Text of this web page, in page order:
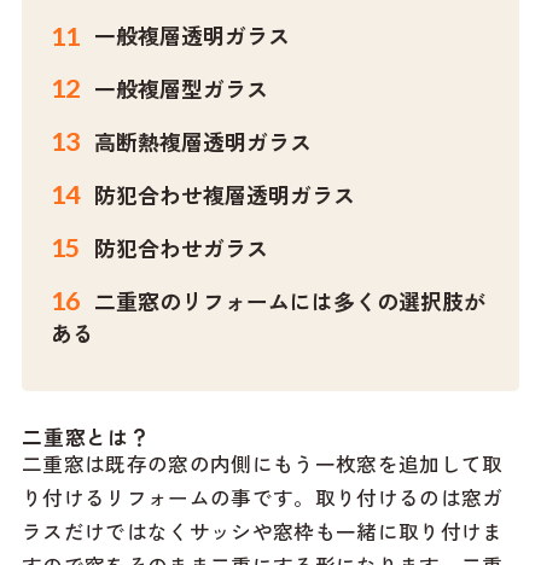
一般複層透明ガラス
一般複層型ガラス
高断熱複層透明ガラス
防犯合わせ複層透明ガラス
防犯合わせガラス
二重窓のリフォームには多くの選択肢が
ある
二重窓とは？
二重窓は既存の窓の内側にもう一枚窓を追加して取
り付けるリフォームの事です。取り付けるのは窓ガ
ラスだけではなくサッシや窓枠も一緒に取り付けま